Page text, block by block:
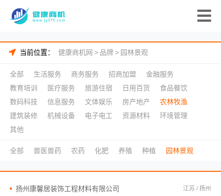
当前位置： 健康商机网 > 品牌> 园林景观
全部 生活服务 商务服务 招商加盟
金融服务
教育培训
医疗服务 旅游住宿 日用百货
食品餐饮
数码科技
信息服务 文体娱乐 房产地产
农林牧渔
建筑装修
机械设备 电子电工 资源材料
环境管理
其他
全部 兽医兽药 农药 化肥 养殖 种植 园林景观
扬州康馨居装饰工程材料有限公司 江苏 / 扬州